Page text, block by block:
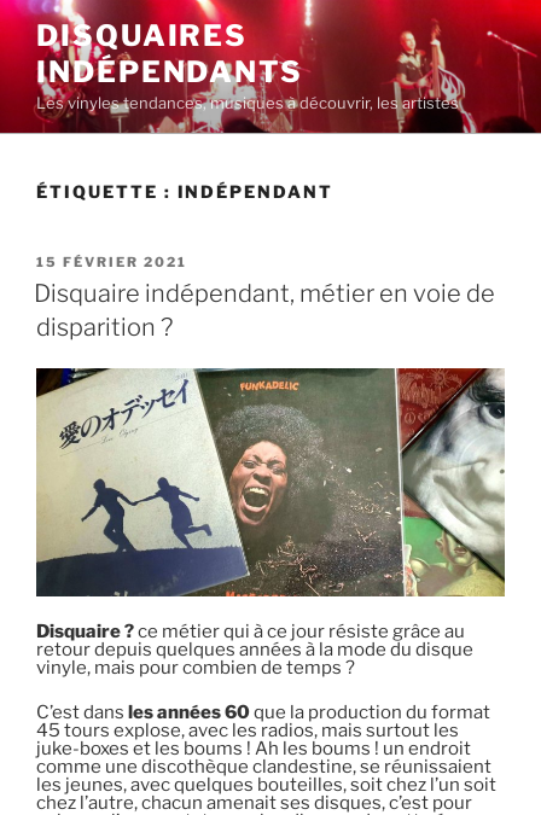
Aller
contenu
principal
DISQUAIRES
INDÉPENDANTS
Les vinyles tendances, musiques à découvrir, les artistes
ÉTIQUETTE : INDÉPENDANT
PUBLIÉ
LE
15 FÉVRIER 2021
Disquaire indépendant, métier en voie de
disparition ?
Disquaire ?ce métier qui à ce jour résiste grâce au
retour depuis quelques années à la mode du disque
vinyle, mais pour combien de temps ?
C’est dans les années 60que la production du format
45 tours explose, avec les radios, mais surtout les
juke-boxes et les boums ! Ah les boums ! un endroit
comme une discothèque clandestine, se réunissaient
les jeunes, avec quelques bouteilles, soit chez l’un soit
chez l’autre, chacun amenait ses disques, c’est pour